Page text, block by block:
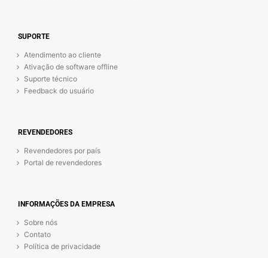
SUPORTE
Atendimento ao cliente
Ativação de software offline
Suporte técnico
Feedback do usuário
REVENDEDORES
Revendedores por país
Portal de revendedores
INFORMAÇÕES DA EMPRESA
Sobre nós
Contato
Política de privacidade